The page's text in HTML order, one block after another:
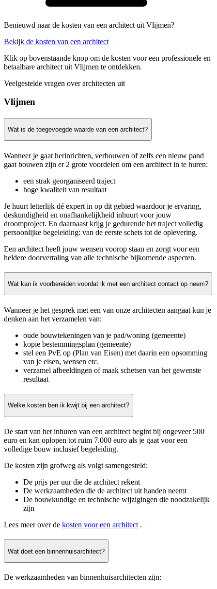
Benieuwd naar de kosten van een architect uit Vlijmen?
Bekijk de kosten van een architect
Klik op bovenstaande knop om de kosten voor een professionele en
betaalbare architect uit Vlijmen te ontdekken.
Veelgestelde vragen over architecten uit
Vlijmen
Wat is de toegevoegde waarde van een architect?
Wanneer je gaat herinrichten, verbouwen of zelfs een nieuw pand
gaat bouwen zijn er 2 grote voordelen om een architect in te huren:
een strak georganiseerd traject
hoge kwaliteit van resultaat
Je huurt letterlijk dé expert in op dit gebied waardoor je ervaring,
deskundigheid en onafhankelijkheid inhuurt voor jouw
droomproject. En daarnaast krijg je gedurende het traject volledig
persoonlijke begeleiding: van de eerste schets tot de oplevering.
Een architect heeft jouw wensen voorop staan en zorgt voor een
heldere doorvertaling van alle technische bijkomende aspecten.
Wat kan ik voorbereiden voordat ik met een architect contact op neem?
Wanneer je het gesprek met een van onze architecten aangaat kun je
denken aan het verzamelen van:
oude bouwtekeningen van je pad/woning (gemeente)
kopie bestemmingsplan (gemeente)
stel een PvE op (Plan van Eisen) met daarin een opsomming
van je eisen, wensen etc.
verzamel afbeeldingen of maak schetsen van het gewenste
resultaat
Welke kosten ben ik kwijt bij een architect?
De start van het inhuren van een architect begint bij ongeveer 500
euro en kan oplopen tot ruim 7.000 euro als je gaat voor een
volledige bouw inclusief begeleiding.
De kosten zijn grofweg als volgt samengesteld:
De prijs per uur die de architect rekent
De werkzaamheden die de architect uit handen neemt
De bouwkundige en technische wijzigingen die noodzakelijk
zijn
Lees meer over de kosten voor een architect .
Wat doet een binnenhuisarchitect?
De werkzaamheden van binnenhuisarchitecten zijn: